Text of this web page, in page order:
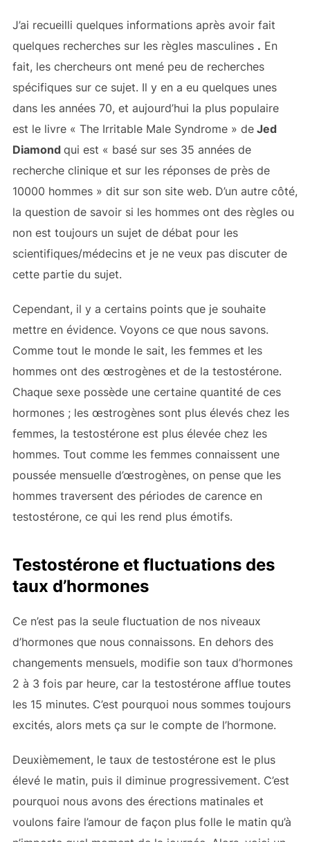
J’ai recueilli quelques informations après avoir fait
quelques recherches sur les règles masculines . En
fait, les chercheurs ont mené peu de recherches
spécifiques sur ce sujet. Il y en a eu quelques unes
dans les années 70, et aujourd’hui la plus populaire
est le livre « The Irritable Male Syndrome » deJed
Diamond qui est « basé sur ses 35 années de
recherche clinique et sur les réponses de près de
10000 hommes » dit sur son site web. D’un autre côté,
la question de savoir si les hommes ont des règles ou
non est toujours un sujet de débat pour les
scientifiques/médecins et je ne veux pas discuter de
cette partie du sujet.
Cependant, il y a certains points que je souhaite
mettre en évidence. Voyons ce que nous savons.
Comme tout le monde le sait, les femmes et les
hommes ont des œstrogènes et de la testostérone.
Chaque sexe possède une certaine quantité de ces
hormones ; les œstrogènes sont plus élevés chez les
femmes, la testostérone est plus élevée chez les
hommes. Tout comme les femmes connaissent une
poussée mensuelle d’œstrogènes, on pense que les
hommes traversent des périodes de carence en
testostérone, ce qui les rend plus émotifs.
Testostérone et fluctuations des
taux d’hormones
Ce n’est pas la seule fluctuation de nos niveaux
d’hormones que nous connaissons. En dehors des
changements mensuels, modifie son taux d’hormones
2 à 3 fois par heure, car la testostérone afflue toutes
les 15 minutes. C’est pourquoi nous sommes toujours
excités, alors mets ça sur le compte de l’hormone.
Deuxièmement, le taux de testostérone est le plus
élevé le matin, puis il diminue progressivement. C’est
pourquoi nous avons des érections matinales et
voulons faire l’amour de façon plus folle le matin qu’à